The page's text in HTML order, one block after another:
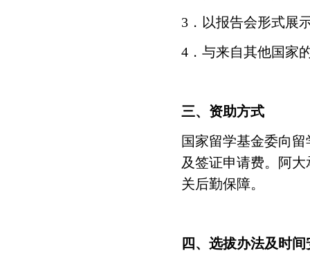
3．以报告会形式展
4．与来自其他国家
三、资助方式
国家留学基金委向
及签证申请费。阿
关后勤保障。
四、选拔办法及时间